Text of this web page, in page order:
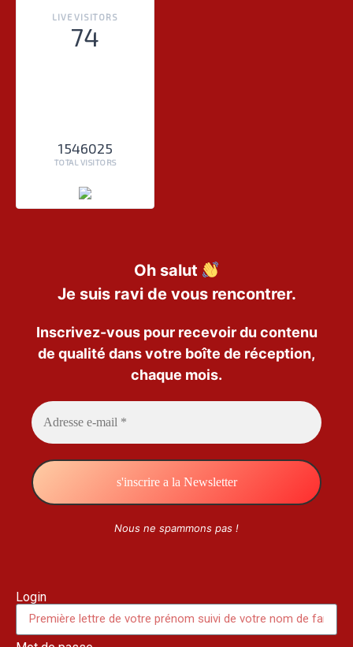
LIVE VISITORS
74
1546025
TOTAL VISITORS
Oh salut
Je suis ravi de vous rencontrer.
Inscrivez-vous pour recevoir du contenu
de qualité dans votre boîte de réception,
chaque mois.
Nous ne spammons pas !
Login